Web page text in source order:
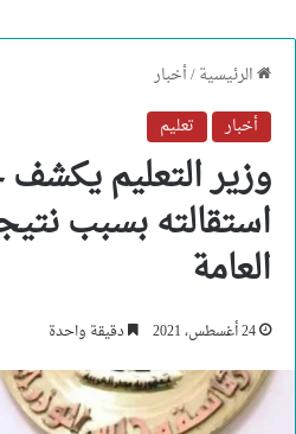
الرئيسية/أخبار
أخبار
تعليم
وزير التعليم
استقالته بسبب
العامة
24 أغسطس، 2021 دقيقة واحدة